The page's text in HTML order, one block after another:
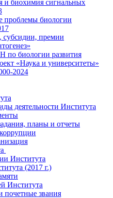
и биохимия сигнальных
проблемы биологии
субсидии, премии
по биологии развития
«Наука и университеты»
2024
деятельности Института
планы и отчеты
Института
(2017 г.)
Института
почетные звания